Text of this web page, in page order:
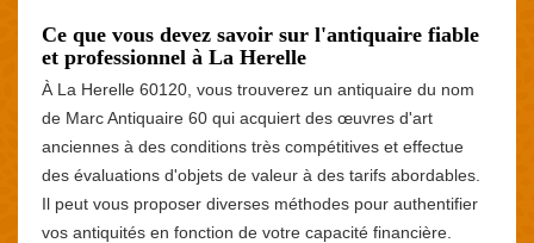
Ce que vous devez savoir sur l'antiquaire fiable
et professionnel à La Herelle
À La Herelle 60120, vous trouverez un antiquaire du nom
de Marc Antiquaire 60 qui acquiert des œuvres d'art
anciennes à des conditions très compétitives et effectue
des évaluations d'objets de valeur à des tarifs abordables.
Il peut vous proposer diverses méthodes pour authentifier
vos antiquités en fonction de votre capacité financière.